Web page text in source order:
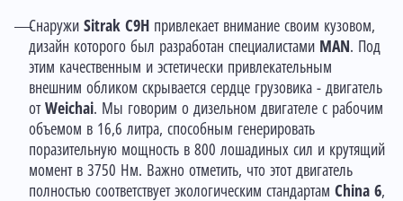
Снаружи Sitrak C9H привлекает внимание своим кузовом,
дизайн которого был разработан специалистами MAN. Под
этим качественным и эстетически привлекательным
внешним обликом скрывается сердце грузовика - двигатель
от Weichai. Мы говорим о дизельном двигателе с рабочим
объемом в 16,6 литра, способным генерировать
поразительную мощность в 800 лошадиных сил и крутящий
момент в 3750 Нм. Важно отметить, что этот двигатель
полностью соответствует экологическим стандартам China 6,